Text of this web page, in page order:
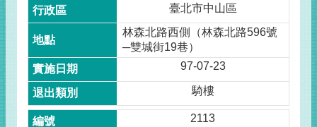
臺北市中山區
林森北路西側（林森北路596號
─雙城街19巷）
97-07-23
騎樓
2113